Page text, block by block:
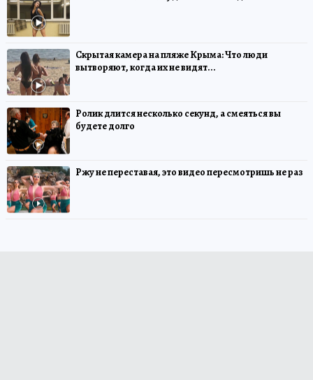
Скрытая камера на пляже Крыма: Что люди
вытворяют, когда их не видят...
Ролик длится несколько секунд, а смеяться вы
будете долго
Ржу не переставая, это видео пересмотришь не раз